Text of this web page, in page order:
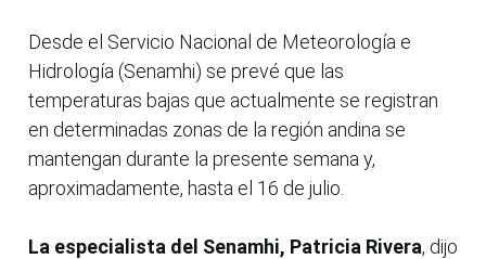
Desde el Servicio Nacional de Meteorología e
Hidrología (Senamhi) se prevé que las
temperaturas bajas que actualmente se registran
en determinadas zonas de la región andina se
mantengan durante la presente semana y,
aproximadamente, hasta el 16 de julio.
La especialista del Senamhi, Patricia Rivera, dijo